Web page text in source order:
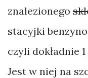
znalezionego
stacyjki
czyli dokładnie
Jest w niej na